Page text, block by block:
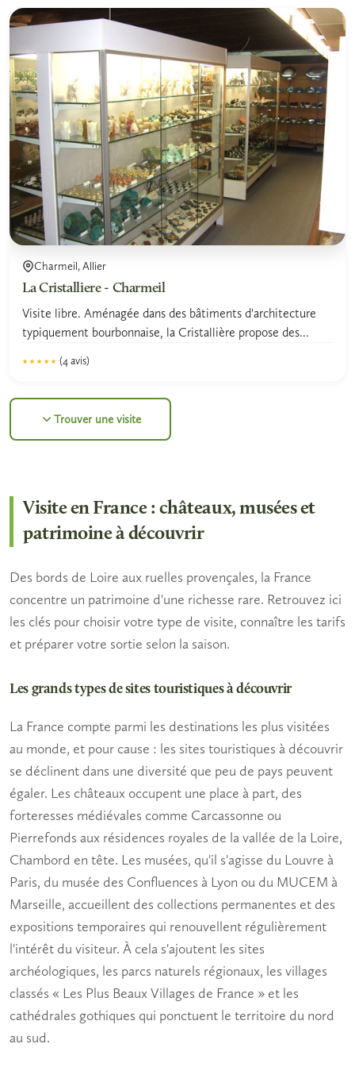
Charmeil, Allier
La Cristalliere - Charmeil
Visite libre. Aménagée dans des bâtiments d'architecture
typiquement bourbonnaise, la Cristallière propose des...
★★★★★
★★★★★ (4 avis)
Trouver une visite
Visite en France : châteaux, musées et
patrimoine à découvrir
Des bords de Loire aux ruelles provençales, la France
concentre un patrimoine d'une richesse rare. Retrouvez ici
les clés pour choisir votre type de visite, connaître les tarifs
et préparer votre sortie selon la saison.
Les grands types de sites touristiques à découvrir
La France compte parmi les destinations les plus visitées
au monde, et pour cause : les sites touristiques à découvrir
se déclinent dans une diversité que peu de pays peuvent
égaler. Les châteaux occupent une place à part, des
forteresses médiévales comme Carcassonne ou
Pierrefonds aux résidences royales de la vallée de la Loire,
Chambord en tête. Les musées, qu'il s'agisse du Louvre à
Paris, du musée des Confluences à Lyon ou du MUCEM à
Marseille, accueillent des collections permanentes et des
expositions temporaires qui renouvellent régulièrement
l'intérêt du visiteur. À cela s'ajoutent les sites
archéologiques, les parcs naturels régionaux, les villages
classés « Les Plus Beaux Villages de France » et les
cathédrales gothiques qui ponctuent le territoire du nord
au sud.